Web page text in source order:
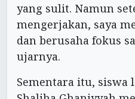
yang sulit. Namun
mengerjakan, saya
dan berusaha fokus
ujarnya.
Sementara itu, siswa